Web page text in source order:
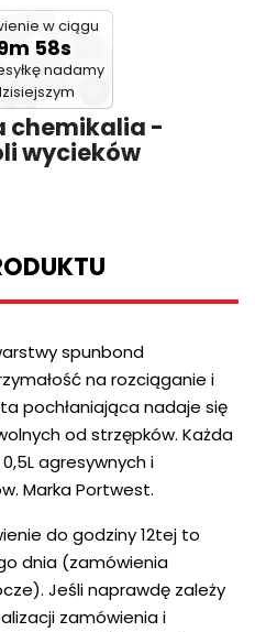
w ciągu
58s
nadamy
chemikalia -
wycieków
spunbond
na rozciąganie i
pochłaniająca nadaje się
od strzępków. Każda
agresywnych i
Marka Portwest.
do godziny 12tej to
dnia (zamówienia
Jeśli naprawdę zależy
zamówienia i